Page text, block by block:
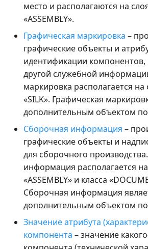
место и располагаются на
«ASSEMBLY».
Графическая маркировка –
графические объекты и
идентификации
другой служебной
маркировка располагается на
«SILK». Графическая
дополнительным объектом
Сборочная информация –
графические объекты и
для сборочного
информация располагается на
«ASSEMBLY» и класса
Сборочная информация
дополнительным объектом
Значение атрибута
компонента – значение